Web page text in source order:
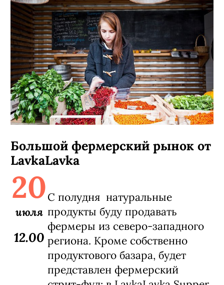
Большой фермерский рынок от
LavkaLavka
20
июля
12.00
C полудня натуральные
продукты буду продавать
фермеры из северо-западного
региона. Кроме собственно
продуктового базара, будет
представлен фермерский